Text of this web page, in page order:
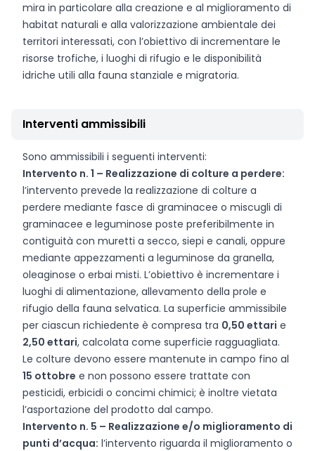
mira in particolare alla creazione e al miglioramento di
habitat naturali e alla valorizzazione ambientale dei
territori interessati, con l’obiettivo di incrementare le
risorse trofiche, i luoghi di rifugio e le disponibilità
idriche utili alla fauna stanziale e migratoria.
Interventi ammissibili
Sono ammissibili i seguenti interventi:
Intervento n. 1 – Realizzazione di colture a perdere:
l’intervento prevede la realizzazione di colture a
perdere mediante fasce di graminacee o miscugli di
graminacee e leguminose poste preferibilmente in
contiguità con muretti a secco, siepi e canali, oppure
mediante appezzamenti a leguminose da granella,
oleaginose o erbai misti. L’obiettivo è incrementare i
luoghi di alimentazione, allevamento della prole e
rifugio della fauna selvatica. La superficie ammissibile
per ciascun richiedente è compresa tra 0,50 ettari e
2,50 ettari, calcolata come superficie ragguagliata.
Le colture devono essere mantenute in campo fino al
15 ottobre e non possono essere trattate con
pesticidi, erbicidi o concimi chimici; è inoltre vietata
l’asportazione del prodotto dal campo.
Intervento n. 5 – Realizzazione e/o miglioramento di
punti d’acqua: l’intervento riguarda il miglioramento o